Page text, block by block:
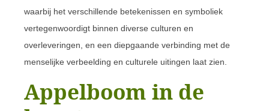
waarbij het verschillende betekenissen en symboliek
vertegenwoordigt binnen diverse culturen en
overleveringen, en een diepgaande verbinding met de
menselijke verbeelding en culturele uitingen laat zien.
Appelboom in de